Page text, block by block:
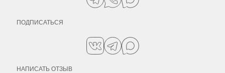
ПОДПИСАТЬСЯ
НАПИСАТЬ ОТЗЫВ